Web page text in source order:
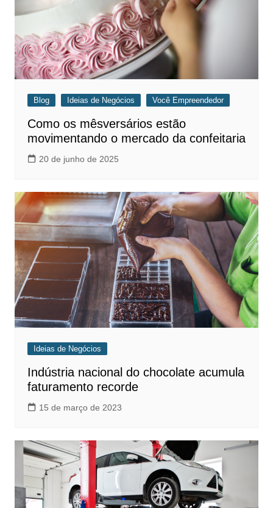
Blog Ideias de Negócios Você Empreendedor
Como os mêsversários estão
movimentando o mercado da confeitaria
20 de junho de 2025
Ideias de Negócios
Indústria nacional do chocolate acumula
faturamento recorde
15 de março de 2023